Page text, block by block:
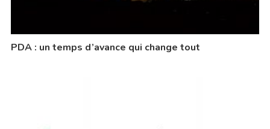
PDA : un temps d’avance qui change tout